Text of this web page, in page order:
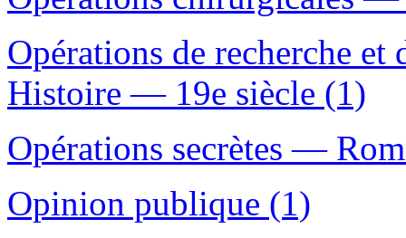
Opérations de recherche
Histoire — 19e siècle (1)
Opérations secrètes —
Opinion publique (1)